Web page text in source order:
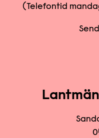
(Telefontid